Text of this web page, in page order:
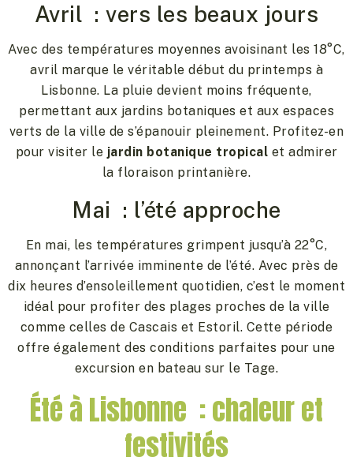
Avril : vers les beaux jours
Avec des températures moyennes avoisinant les 18°C,
avril marque le véritable début du printemps à
Lisbonne. La pluie devient moins fréquente,
permettant aux jardins botaniques et aux espaces
verts de la ville de s’épanouir pleinement. Profitez-en
pour visiter le jardin botanique tropical et admirer
la floraison printanière.
Mai : l’été approche
En mai, les températures grimpent jusqu’à 22°C,
annonçant l’arrivée imminente de l’été. Avec près de
dix heures d’ensoleillement quotidien, c’est le moment
idéal pour profiter des plages proches de la ville
comme celles de Cascais et Estoril. Cette période
offre également des conditions parfaites pour une
excursion en bateau sur le Tage.
Été à Lisbonne : chaleur et
festivités